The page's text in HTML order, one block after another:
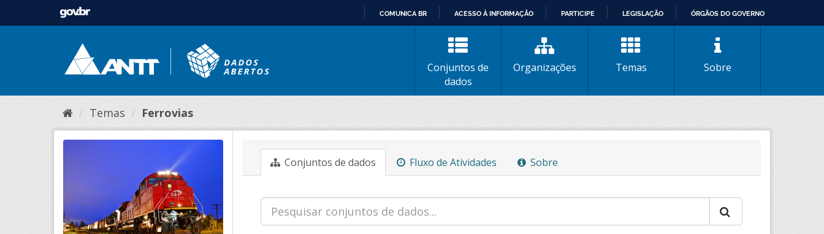
CONTEÚDO
COMUNICA BR ACESSO À INFORMAÇÃO PARTICIPE LEGISLAÇÃO ÓRGÃOS DO GOVERNO
Conjuntos de
dados
Organizações Temas Sobre
Temas Ferrovias
Conjuntos de dados Fluxo de Atividades Sobre